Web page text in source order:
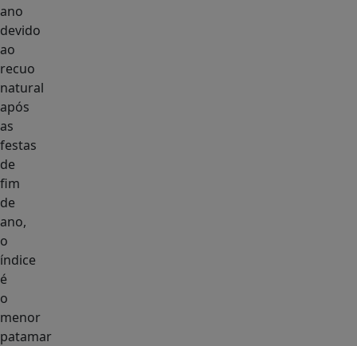
ano
devido
ao
recuo
natural
após
as
festas
de
fim
de
ano,
o
índice
é
o
menor
patamar